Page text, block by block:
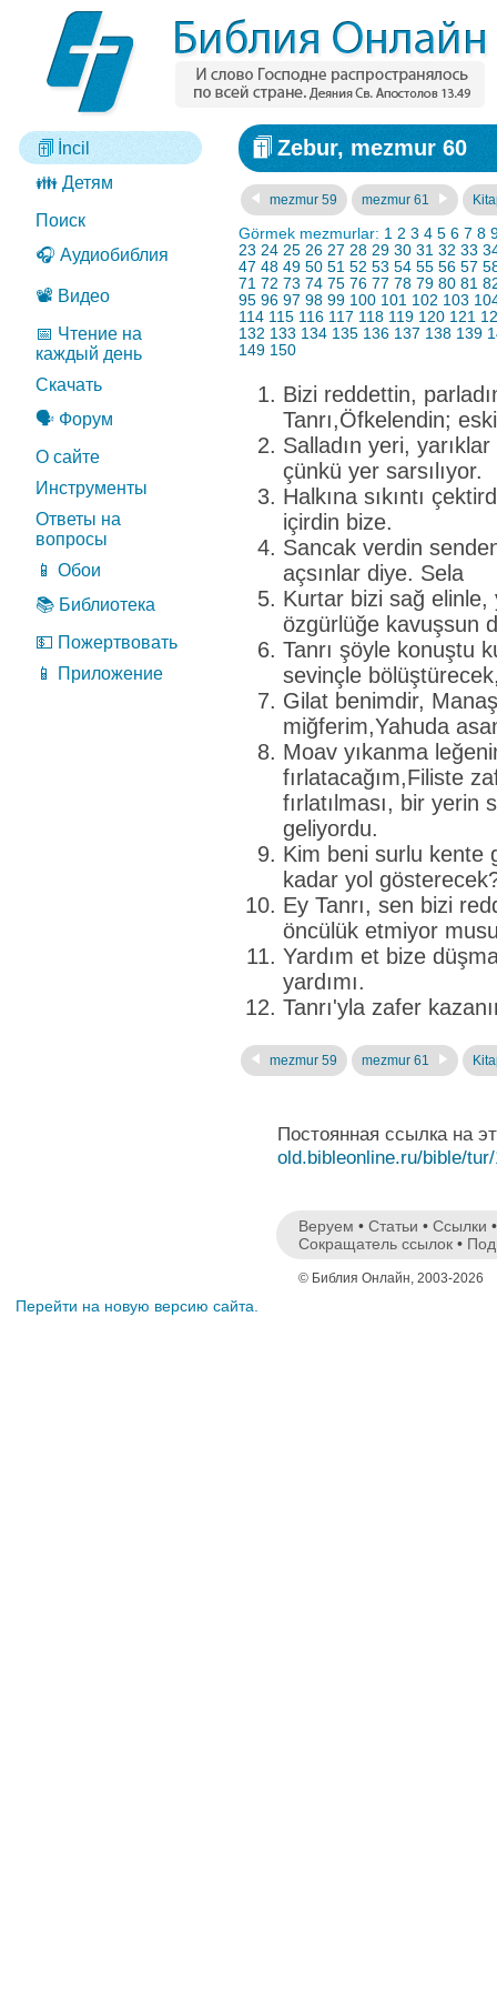
İncil
👪 Детям
Поиск
🎧 Аудиобиблия
📽️ Видео
📅 Чтение на
каждый день
Скачать
🗣️ Форум
О сайте
Инструменты
Ответы на
вопросы
📱 Обои
📚 Библиотека
💵 Пожертвовать
📱 Приложение
Zebur, mezmur 60
mezmur 59 mezmur 61
Görmek mezmurlar: 1 2 3 4 5 6 7 8
23 24 25 26 27 28 29 30 31 32 33
47 48 49 50 51 52 53 54 55 56 57
71 72 73 74 75 76 77 78 79 80 81
95 96 97 98 99 100 101 102 103
114 115 116 117 118 119 120 121
132 133 134 135 136 137 138 139
149 150
Bizi reddettin,
Tanrı,Öfkelendin;
Salladın yeri,
çünkü yer sarsılıyor.
Halkına sıkıntı
içirdin bize.
Sancak verdin
açsınlar diye. Sela
Kurtar bizi sağ elinle,
özgürlüğe kavuşsun
Tanrı şöyle konuştu
sevinçle
Gilat benimdir,
miğferim,Yahuda
Moav yıkanma
fırlatacağım,Filiste
fırlatılması, bir yerin
geliyordu.
Kim beni surlu kente
kadar yol
Ey Tanrı, sen bizi
öncülük etmiyor
Yardım et bize
yardımı.
Tanrı'yla zafer
mezmur 59 mezmur 61
Постоянная ссылка на
old.bibleonline.ru/bible/
Веруем • Статьи • Ссылки
Сокращатель ссылок •
© Библия Онлайн, 2003-2026
Перейти на новую версию сайта.